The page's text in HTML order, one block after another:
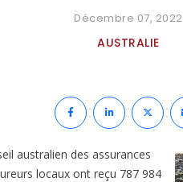
Décembre 07, 2022
AUSTRALIE
australien des assurances
locaux ont reçu 787 984